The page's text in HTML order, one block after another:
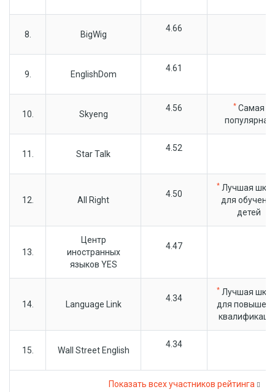
8. BigWig
4.66
9. EnglishDom
4.61
10. Skyeng
4.56 *Самая
популярная
11. Star Talk
4.52
12. All Right
4.50
*Лучшая
для
детей
13.
Центр
иностранных
языков YES
4.47
14. Language Link
4.34
*Лучшая
для
15. Wall Street English
4.34
Показать всех участников рейтинга